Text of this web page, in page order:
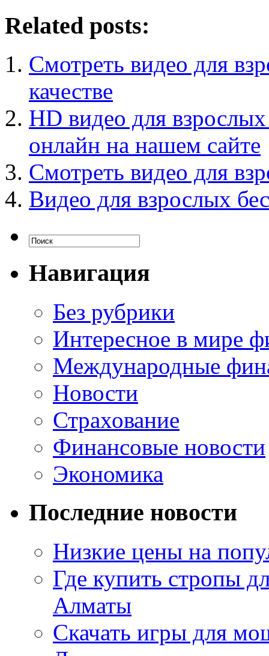
Related posts:
Смотреть видео для
качестве
HD видео для
онлайн на нашем сайте
Смотреть видео для
Видео для взрослых
Навигация
Без рубрики
Интересное в мире
Международные
Новости
Страхование
Финансовые новости
Экономика
Последние новости
Низкие цены на
Где купить стропы
Алматы
Скачать игры для